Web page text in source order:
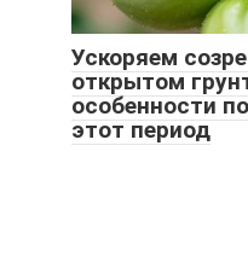
Ускоряем
открытом
особенности
этот период